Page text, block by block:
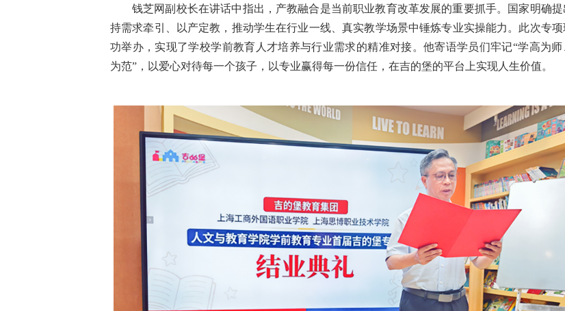
钱芝网副校长在讲话中指出，产教融合是当前职业教育改革发展的重要抓手。国家明确提
持需求牵引、以产定教，推动学生在行业一线、真实教学场景中锤炼专业实操能力。此次专
功举办，实现了学校学前教育人才培养与行业需求的精准对接。他寄语学员们牢记“学高为师
为范”，以爱心对待每一个孩子，以专业赢得每一份信任，在吉的堡的平台上实现人生价值。